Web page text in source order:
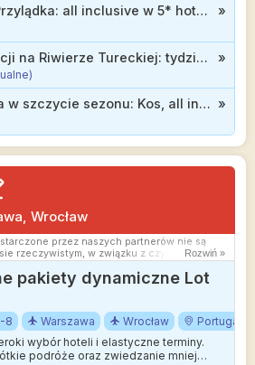
Wyspy Zielonego Przylądka: all inclusive w 5* hotelu nad oceanem od 3911 zł »
Zakończenie wakacji na Riwierze Tureckiej: tydzień w hotelu z all inclusive od 1877 zł (wyloty z 10 miast) »
Wyspa Hipokratesa w szczycie sezonu: Kos, all inclusive w 3* hotelu od 2399 zł »
Wrocław
przez naszych partnerów nie są
rzeczywistym, w związku z czym ceny i
się nieznacznie różnić od aktualnych.
aby rozbieżności były jak najmniejsze.
Rozwiń »
pakiety dynamiczne Lot
8 Warszawa Wrocław
Portugalia
wybór hoteli i elastyczne terminy.
podróże oraz zwiedzanie mniej